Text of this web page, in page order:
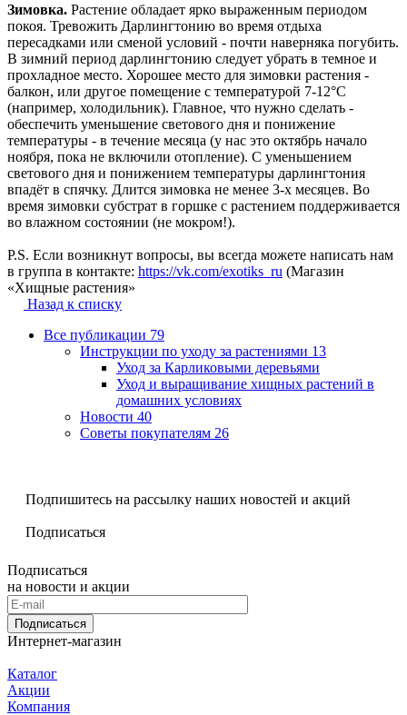
Зимовка. Растение обладает ярко выраженным периодом
покоя. Тревожить Дарлингтонию во время отдыха
пересадками или сменой условий - почти наверняка погубить.
В зимний период дарлингтонию следует убрать в темное и
прохладное место. Хорошее место для зимовки растения -
балкон, или другое помещение с температурой 7-12°C
(например, холодильник). Главное, что нужно сделать -
обеспечить уменьшение светового дня и понижение
температуры - в течение месяца (у нас это октябрь начало
ноября, пока не включили отопление). С уменьшением
светового дня и понижением температуры дарлингтония
впадёт в спячку. Длится зимовка не менее 3-х месяцев. Во
время зимовки субстрат в горшке с растением поддерживается
во влажном состоянии (не мокром!).
P.S. Если возникнут вопросы, вы всегда можете написать нам
в группа в контакте: https://vk.com/exotiks_ru (Магазин
«Хищные растения»
Назад к списку
Все публикации 79
Инструкции по уходу за растениями 13
Уход за Карликовыми деревьями
Уход и выращивание хищных растений в
домашних условиях
Новости 40
Советы покупателям 26
Подпишитесь на рассылку наших новостей и акций
Подписаться
Подписаться
на новости и акции
Подписаться
Интернет-магазин
Каталог
Акции
Компания